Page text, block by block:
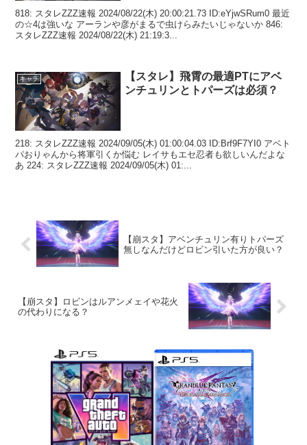
818: スタレZZZ速報 2024/08/22(木) 20:00:21.73 ID:eYjwSRum0 最近
の☆4は強いな アーランや彦がまるで虫けらみたいじゃないか 846:
スタレZZZ速報 2024/08/22(木) 21:19:3...
キャラ
【スタレ】飛霄の最適PTにアベ
ンチュリンとトパーズは必須？
218: スタレZZZ速報 2024/09/05(木) 01:00:04.03 ID:Brf9F7YI0 アベト
パおりゃんから将軍引くか悩む レイサもエセ忍者も欲しいんだよな
あ 224: スタレZZZ速報 2024/09/05(木) 01:...
【崩スタ】アベンチュリン有りトパーズ
無しなんだけどロビン引いた方が良い？
【崩スタ】ロビンはルアンメェイや花火
の代わりになる？